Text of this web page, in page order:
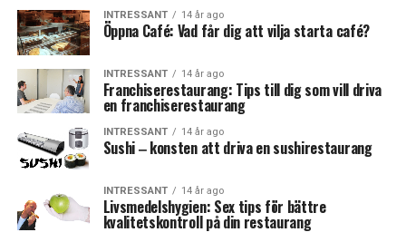
INTRESSANT 14 år ago
Öppna Café: Vad får dig att vilja starta café?
INTRESSANT 14 år ago
Franchiserestaurang: Tips till dig som vill driva
en franchiserestaurang
INTRESSANT 14 år ago
Sushi ‒ konsten att driva en sushirestaurang
INTRESSANT 14 år ago
Livsmedelshygien: Sex tips för bättre
kvalitetskontroll på din restaurang